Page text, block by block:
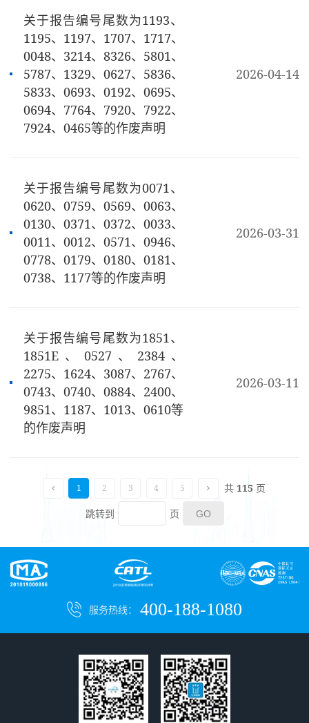
关于报告编号尾数为1193、
1195、1197、1707、1717、
0048、3214、8326、5801、
5787、1329、0627、5836、
5833、0693、0192、0695、
0694、7764、7920、7922、
7924、0465等的作废声明
2026-04-14
关于报告编号尾数为0071、
0620、0759、0569、0063、
0130、0371、0372、0033、
0011、0012、0571、0946、
0778、0179、0180、0181、
0738、1177等的作废声明
2026-03-31
关于报告编号尾数为1851、
1851E、0527、2384、
2275、1624、3087、2767、
0743、0740、0884、2400、
9851、1187、1013、0610等
的作废声明
2026-03-11
1 2 3 4 5 共 115 页
跳转到
页
服务热线： 400-188-1080